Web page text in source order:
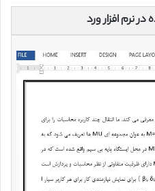
نرم افزار ورد